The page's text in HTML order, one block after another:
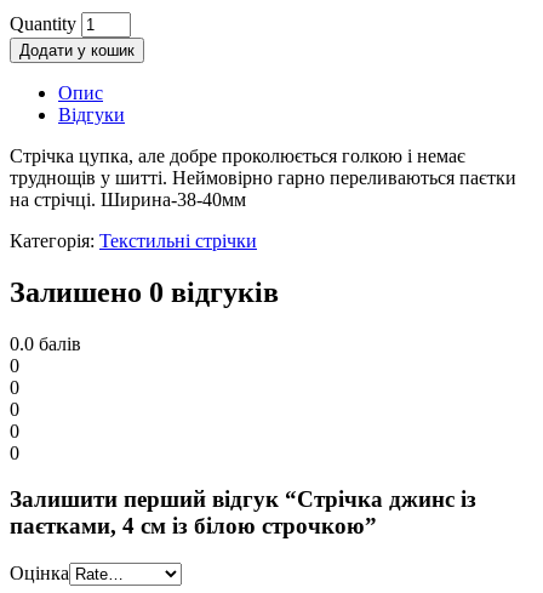
Quantity
Додати у кошик
Опис
Відгуки
Стрічка цупка, але добре проколюється голкою і немає
труднощів у шитті. Неймовірно гарно переливаються паєтки
на стрічці. Ширина-38-40мм
Категорія: Текстильні стрічки
Залишено 0 відгуків
0.0 балів
0
0
0
0
0
Залишити перший відгук “Стрічка джинс із
паєтками, 4 см із білою строчкою”
Оцінка